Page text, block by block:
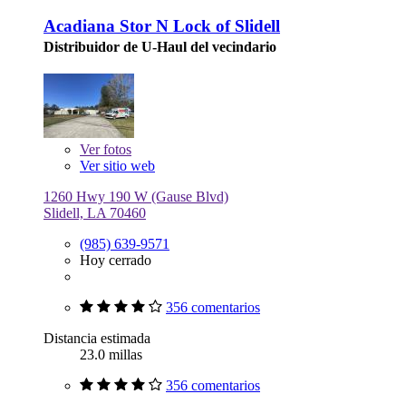
Acadiana Stor N Lock of Slidell
Distribuidor de U-Haul del vecindario
Verfotos
Ver sitio web
1260 Hwy 190 W (Gause Blvd)
Slidell, LA 70460
(985) 639-9571
Hoy cerrado
356 comentarios
Distancia estimada
23.0 millas
356 comentarios